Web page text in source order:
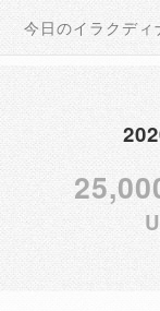
今日のイラクディ